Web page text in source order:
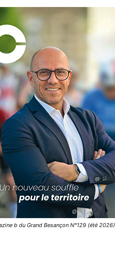
b du Grand Besançon N°129 (été 2026)